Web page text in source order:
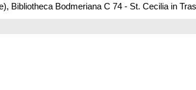
Bibliotheca Bodmeriana C 74 - St. Cecilia in